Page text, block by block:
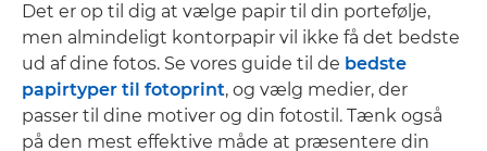
Det er op til dig at vælge papir til din portefølje,
men almindeligt kontorpapir vil ikke få det bedste
ud af dine fotos. Se vores guide til de bedste
papirtyper til fotoprint, og vælg medier, der
passer til dine motiver og din fotostil. Tænk også
på den mest effektive måde at præsentere din